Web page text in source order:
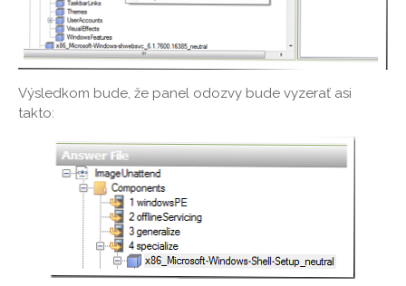
Výsledkom bude, že panel odozvy bude vyzerať asi
takto: